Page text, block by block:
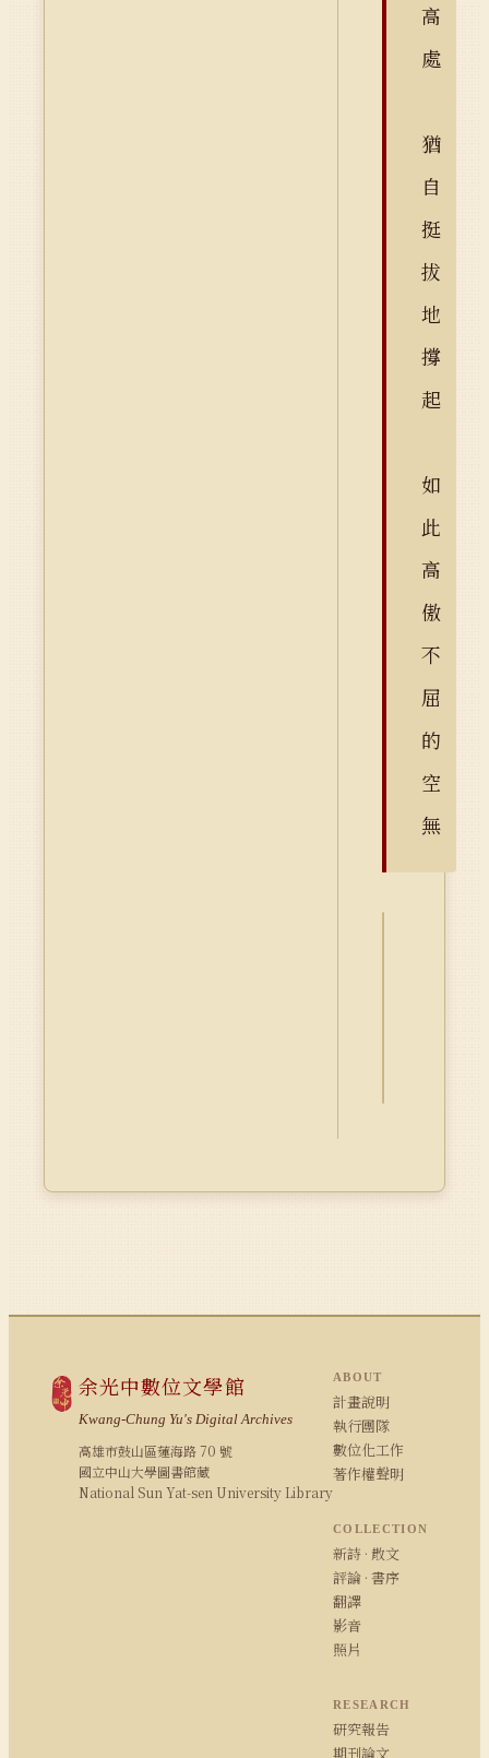
高
處
猶
自
挺
拔
地
撐
起
如
此
高
傲
不
屈
的
空
無
余光中數位文學館
Kwang-Chung Yu's Digital Archives
高雄市鼓山區蓮海路 70 號
國立中山大學圖書館藏
National Sun Yat-sen University Library
ABOUT
計畫說明
執行團隊
數位化工作
著作權聲明
COLLECTION
新詩 · 散文
評論 · 書序
翻譯
影音
照片
RESEARCH
研究報告
期刊論文